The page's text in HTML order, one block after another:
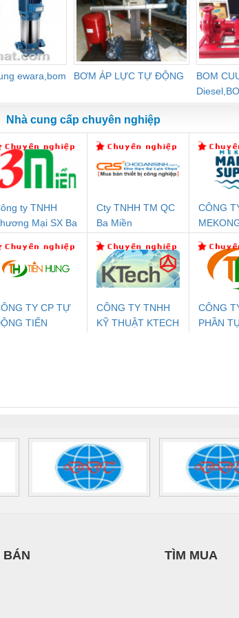
ewara,bom
BƠM ÁP LỰC TỰ ĐỘNG
BOM
An Toàn
Contact
1NO-
Rơ Le An Toàn
Phoenix Contact
PSR-SCP-
24UC/ESL4/3X1/1X2/B
- 2981059
Điện AC
Mô-đun Ắc Quy UPS
Bộ Lặp Tín
PROFIBUS
Contact PSI-
PROFIBUS/
2708863
Rơ Le An
Nhà cung cấp chuyên nghiệp
ty TNHH
Mại SX Ba
Cty TNHH TM QC
Ba Miền
CÔNG
TY CP TỰ
TIẾN
CÔNG TY TNHH
KỸ THUẬT KTECH
CÔNG
PHẦN
BÁN TÌM MUA